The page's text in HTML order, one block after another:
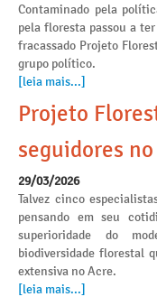
Contaminado pela
pela floresta passou a
fracassado Projeto
grupo político.
[leia mais...]
Projeto
seguidores
29/03/2026
Talvez cinco
pensando em seu
superioridade do
biodiversidade florestal
extensiva no Acre.
[leia mais...]